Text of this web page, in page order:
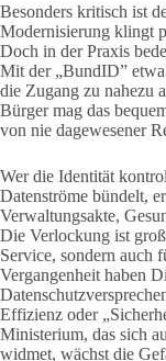
Besonders kritisch ist
Modernisierung klingt
Doch in der Praxis
Mit der „BundID”
die Zugang zu nahezu
Bürger mag das
von nie dagewesener
Wer die Identität
Datenströme bündelt,
Verwaltungsakte,
Die Verlockung ist
Service, sondern auch
Vergangenheit haben
Effizienz oder
Ministerium, das sich
widmet, wächst die